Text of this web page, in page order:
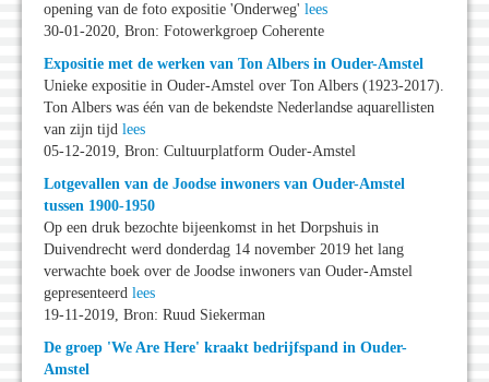
opening van de foto expositie 'Onderweg' lees
30-01-2020, Bron: Fotowerkgroep Coherente
Expositie met de werken van Ton Albers in Ouder-Amstel
Unieke expositie in Ouder-Amstel over Ton Albers (1923-2017).
Ton Albers was één van de bekendste Nederlandse aquarellisten
van zijn tijd lees
05-12-2019, Bron: Cultuurplatform Ouder-Amstel
Lotgevallen van de Joodse inwoners van Ouder-Amstel
tussen 1900-1950
Op een druk bezochte bijeenkomst in het Dorpshuis in
Duivendrecht werd donderdag 14 november 2019 het lang
verwachte boek over de Joodse inwoners van Ouder-Amstel
gepresenteerd lees
19-11-2019, Bron: Ruud Siekerman
De groep 'We Are Here' kraakt bedrijfspand in Ouder-
Amstel